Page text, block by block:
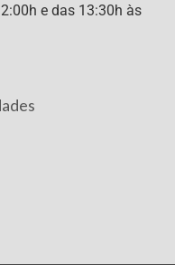
e das 13:30h às